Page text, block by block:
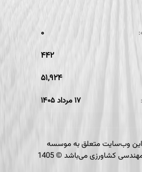
۰
۴۴۲
۵۱,۹۲۴
۱۷ مرداد ۱۴۰۵
وب‌سایت متعلق به موسسه
کشاورزی می‌باشد ©1405